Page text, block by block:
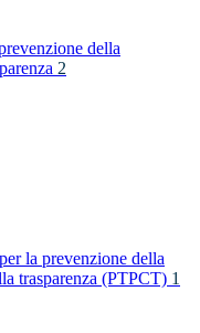
della
2
la prevenzione della
trasparenza (PTPCT) 1